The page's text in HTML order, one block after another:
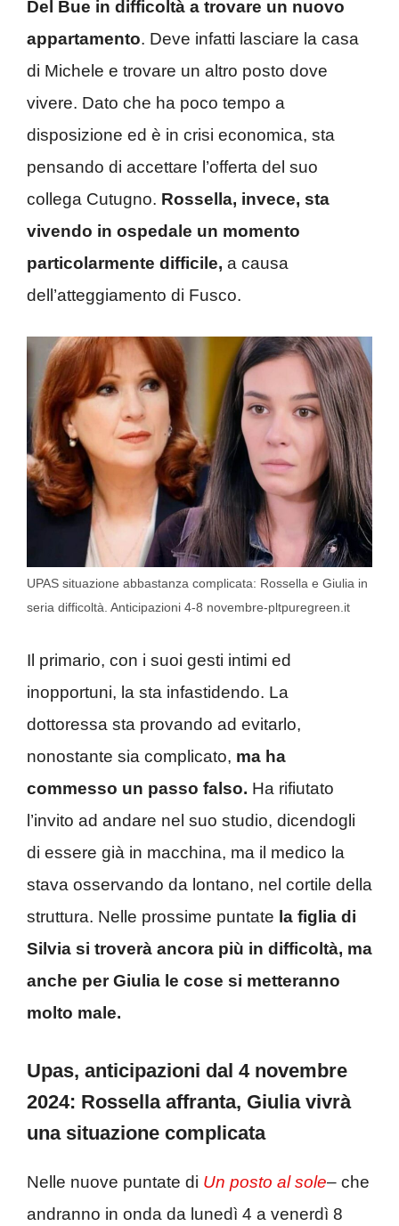
Del Bue in difficoltà a trovare un nuovo
appartamento. Deve infatti lasciare la casa
di Michele e trovare un altro posto dove
vivere. Dato che ha poco tempo a
disposizione ed è in crisi economica, sta
pensando di accettare l’offerta del suo
collega Cutugno. Rossella, invece, sta
vivendo in ospedale un momento
particolarmente difficile, a causa
dell’atteggiamento di Fusco.
UPAS situazione abbastanza complicata: Rossella e Giulia in
seria difficoltà. Anticipazioni 4-8 novembre-pltpuregreen.it
Il primario, con i suoi gesti intimi ed
inopportuni, la sta infastidendo. La
dottoressa sta provando ad evitarlo,
nonostante sia complicato, ma ha
commesso un passo falso. Ha rifiutato
l’invito ad andare nel suo studio, dicendogli
di essere già in macchina, ma il medico la
stava osservando da lontano, nel cortile della
struttura. Nelle prossime puntate la figlia di
Silvia si troverà ancora più in difficoltà, ma
anche per Giulia le cose si metteranno
molto male.
Upas, anticipazioni dal 4 novembre
2024: Rossella affranta, Giulia vivrà
una situazione complicata
Nelle nuove puntate di Un posto al sole– che
andranno in onda da lunedì 4 a venerdì 8